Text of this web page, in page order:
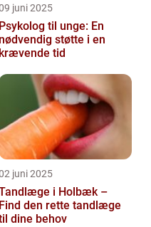
juni 2025
Psykolog til unge: En
nødvendig støtte i en
krævende tid
juni 2025
i Holbæk –
Find den rette tandlæge
dine behov